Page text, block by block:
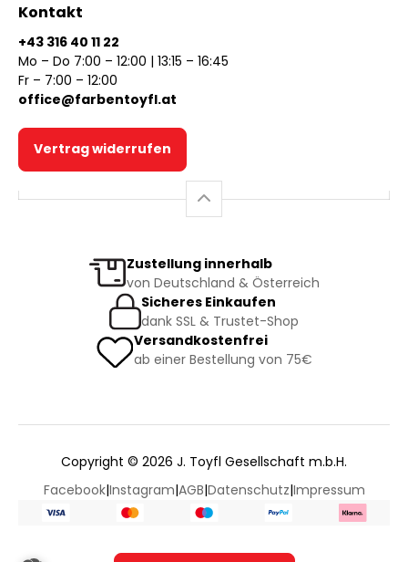
Kontakt
+43 316 40 11 22
Mo – Do 7:00 – 12:00 | 13:15 – 16:45
Fr – 7:00 – 12:00
office@farbentoyfl.at
Vertrag widerrufen
Zustellung innerhalb
von Deutschland & Österreich
Sicheres Einkaufen
dank SSL & Trustet-Shop
Versandkostenfrei
ab einer Bestellung von 75€
Copyright © 2026 J. Toyfl Gesellschaft m.b.H.
Facebook|Instagram|AGB|Datenschutz|Impressum